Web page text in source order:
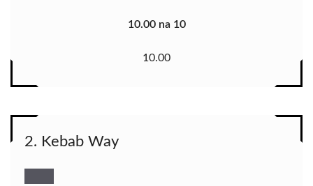
10.00 na 10
10.00
2. Kebab Way